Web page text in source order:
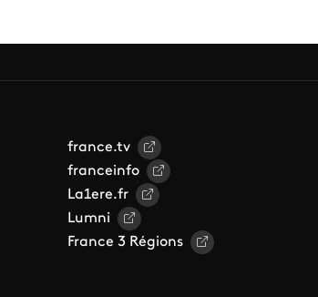
france.tv
franceinfo
La1ere.fr
Lumni
France 3 Régions